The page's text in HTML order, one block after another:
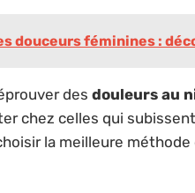
douceurs féminines :
des douleurs au
chez celles qui
la meilleure